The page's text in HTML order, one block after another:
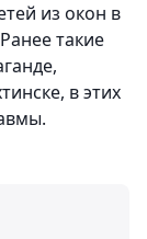
из окон в
такие
в этих